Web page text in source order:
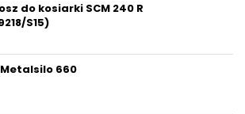
do kosiarki SCM 240 R
S15)
660